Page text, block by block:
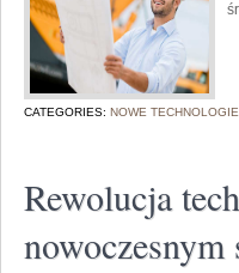
CATEGORIES: NOWE TECHNOLOGIE
Rewolucja
nowoczesnym